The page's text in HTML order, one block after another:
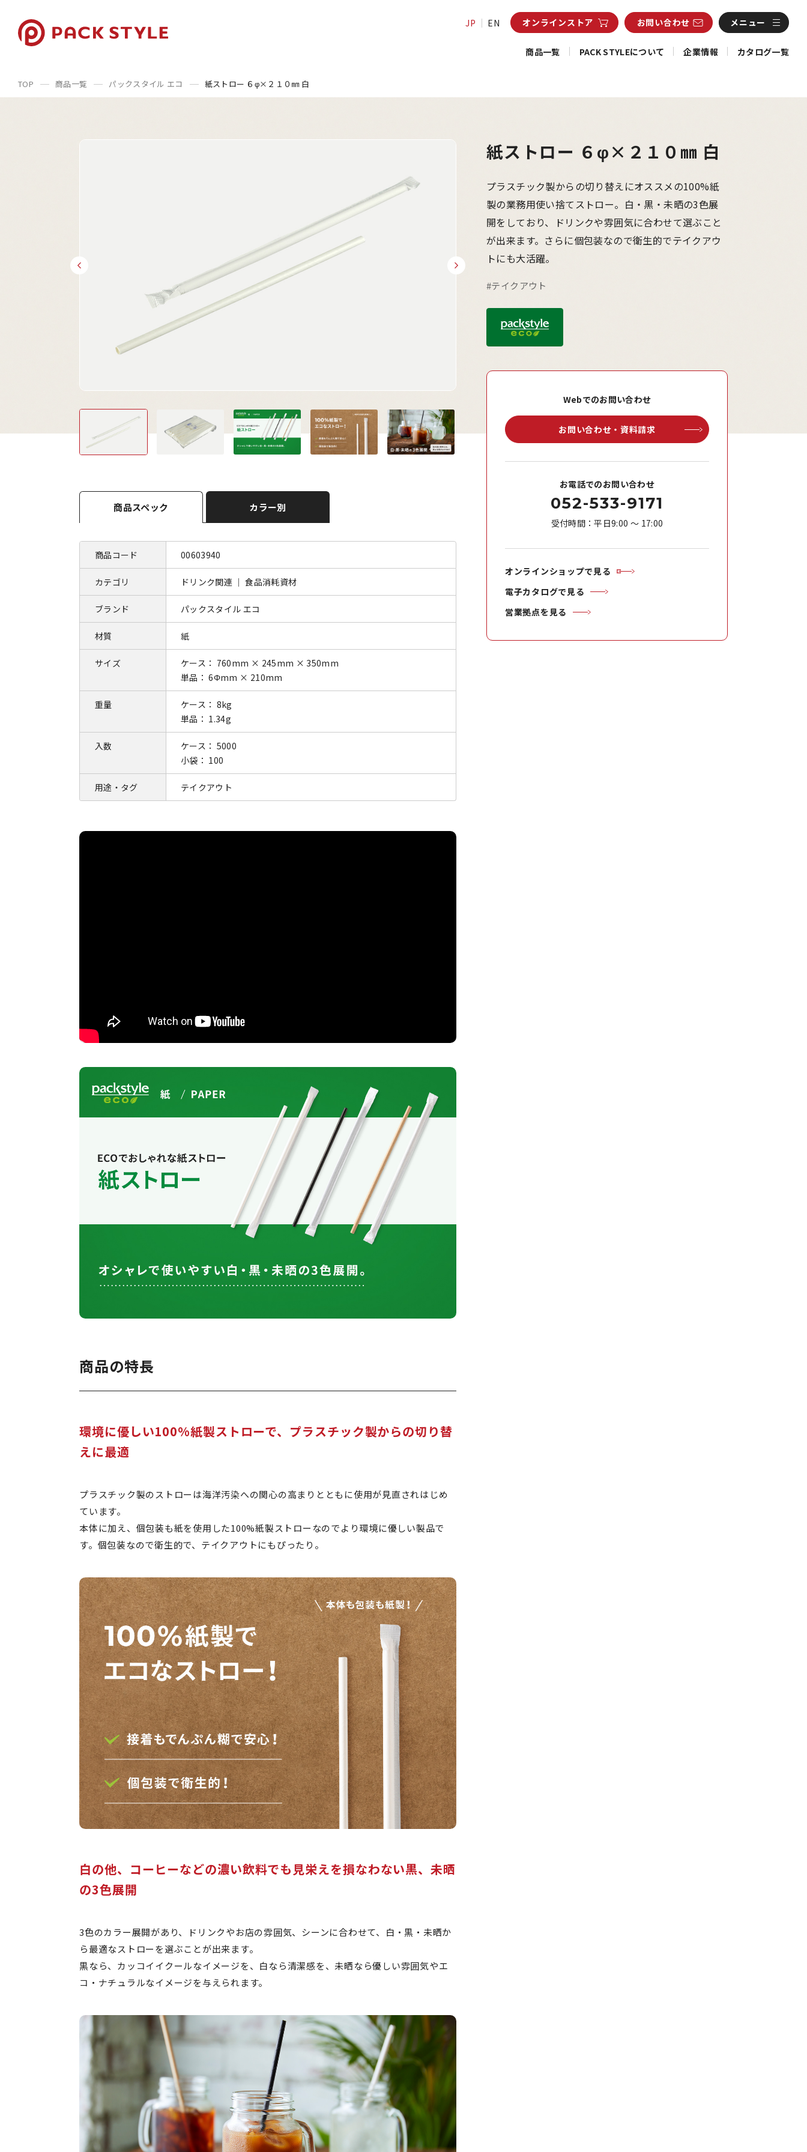
JP EN オンラインストア お問い合わせ メニュー
商品一覧 PACK STYLEについて 企業情報 カタログ一覧
TOP 商品一覧 パックスタイル エコ 紙ストロー ６φ×２１０㎜ 白
商品スペック カラー別
商品コード 00603940
カテゴリ ドリンク関連 ｜ 食品消耗資材
ブランド パックスタイル エコ
材質 紙
サイズ
ケース： 760mm × 245mm × 350mm
単品： 6Φmm × 210mm
重量
ケース： 8kg
単品： 1.34g
入数
ケース： 5000
小袋： 100
用途・タグ テイクアウト
商品の特長
環境に優しい100%紙製ストローで、プラスチック製からの切り替
えに最適
プラスチック製のストローは海洋汚染への関心の高まりとともに使用が見直されはじめ
ています。
本体に加え、個包装も紙を使用した100%紙製ストローなのでより環境に優しい製品で
す。個包装なので衛生的で、テイクアウトにもぴったり。
白の他、コーヒーなどの濃い飲料でも見栄えを損なわない黒、未晒
の3色展開
3色のカラー展開があり、ドリンクやお店の雰囲気、シーンに合わせて、白・黒・未晒か
ら最適なストローを選ぶことが出来ます。
黒なら、カッコイイクールなイメージを、白なら清潔感を、未晒なら優しい雰囲気やエ
コ・ナチュラルなイメージを与えられます。
紙ストロー ６φ×２１０㎜ 白
プラスチック製からの切り替えにオススメの100%紙
製の業務用使い捨てストロー。白・黒・未晒の3色展
開をしており、ドリンクや雰囲気に合わせて選ぶこと
が出来ます。さらに個包装なので衛生的でテイクアウ
トにも大活躍。
#テイクアウト
Webでのお問い合わせ
お問い合わせ・資料請求
お電話でのお問い合わせ
052-533-9171
受付時間：平日9:00 ～ 17:00
オンラインショップで見る
電子カタログで見る
営業拠点を見る